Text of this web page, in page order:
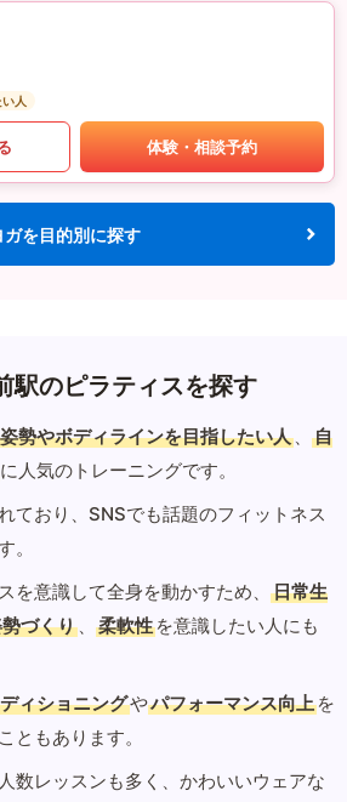
人
体験・相談予約
を目的別に探す
駅のピラティスを探す
勢やボディラインを目指したい人 、
自
に人気のトレーニングです。
ており、SNSでも話題のフィットネス
。
を意識して全身を動かすため、
日常生
づくり 、 柔軟性 を意識したい人にも
ィショニングやパフォーマンス向上 を
ともあります。
数レッスンも多く、かわいいウェアな